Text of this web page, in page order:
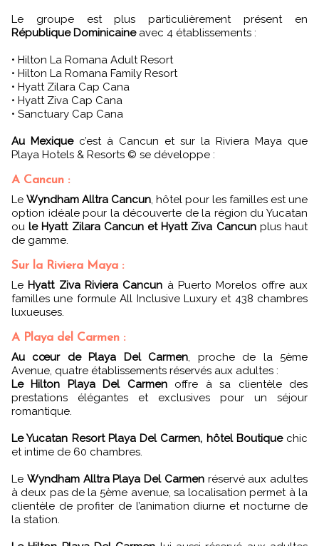
Le groupe est plus particulièrement présent en
République Dominicaineavec 4 établissements :
• Hilton La Romana Adult Resort
• Hilton La Romana Family Resort
• Hyatt Zilara Cap Cana
• Hyatt Ziva Cap Cana
• Sanctuary Cap Cana
Au Mexiquec’est à Cancun et sur la Riviera Maya que
Playa Hotels & Resorts © se développe :
A Cancun :
Le Wyndham Alltra Cancun, hôtel pour les familles est une
option idéale pour la découverte de la région du Yucatan
oule Hyatt Zilara Cancun et Hyatt Ziva Cancunplus haut
de gamme.
Sur la Riviera Maya :
Le Hyatt Ziva Riviera Cancun à Puerto Morelos offre aux
familles une formule All Inclusive Luxury et 438 chambres
luxueuses.
A Playa del Carmen :
Au cœur de Playa Del Carmen, proche de la 5ème
Avenue, quatre établissements réservés aux adultes :
Le Hilton Playa Del Carmenoffre à sa clientèle des
prestations élégantes et exclusives pour un séjour
romantique.
Le Yucatan Resort Playa Del Carmen, hôtel Boutiquechic
et intime de 60 chambres.
Le Wyndham Alltra Playa Del Carmenréservé aux adultes
à deux pas de la 5ème avenue, sa localisation permet à la
clientèle de profiter de l’animation diurne et nocturne de
la station.